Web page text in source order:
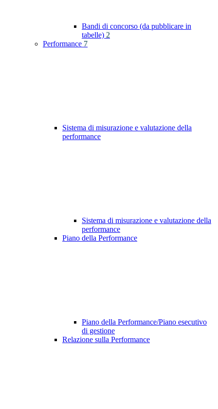
Bandi di concorso (da pubblicare in
tabelle) 2
Performance 7
Sistema di misurazione e valutazione della
performance
Sistema di misurazione e valutazione della
performance
Piano della Performance
Piano della Performance/Piano esecutivo
di gestione
Relazione sulla Performance